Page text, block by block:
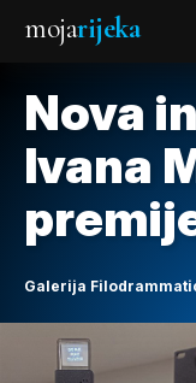
mojarijeka
Nova
Ivana
Galerija